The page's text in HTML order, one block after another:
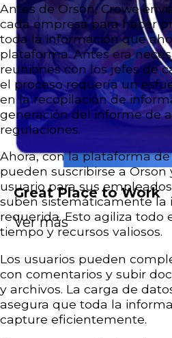
Great Place to Work
Ver más
Antes de Orson, Crowe
cada empresa para hacer
toda la información que
plataforma. Antes era
reuniones con los jefes de
el proceso requería un
en la recopilación de
generación del informe de
regulaciones.
Ahora, con la plataforma
pueden suscribirse a
usuario para sus
suben sistemáticamente la
requerida. Esto agiliza todo
tiempo y recursos valiosos.
Los usuarios pueden
con comentarios y subir
y archivos. La carga de
asegura que toda la
capture eficientemente.